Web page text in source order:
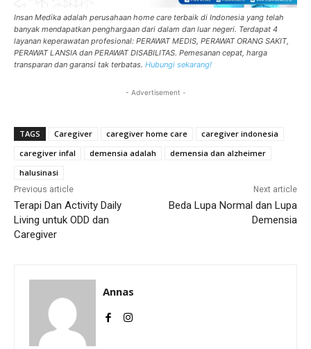
Insan Medika adalah perusahaan home care terbaik di Indonesia yang telah
banyak mendapatkan penghargaan dari dalam dan luar negeri. Terdapat 4
layanan keperawatan profesional: PERAWAT MEDIS, PERAWAT ORANG SAKIT,
PERAWAT LANSIA dan PERAWAT DISABILITAS. Pemesanan cepat, harga
transparan dan garansi tak terbatas. Hubungi sekarang!
- Advertisement -
TAGS Caregiver caregiver home care
caregiver indonesia
caregiver infal
demensia adalah
demensia dan alzheimer
halusinasi
Previous article
Terapi Dan Activity Daily
Living untuk ODD dan
Caregiver
Next article
Beda Lupa Normal dan Lupa
Demensia
Annas